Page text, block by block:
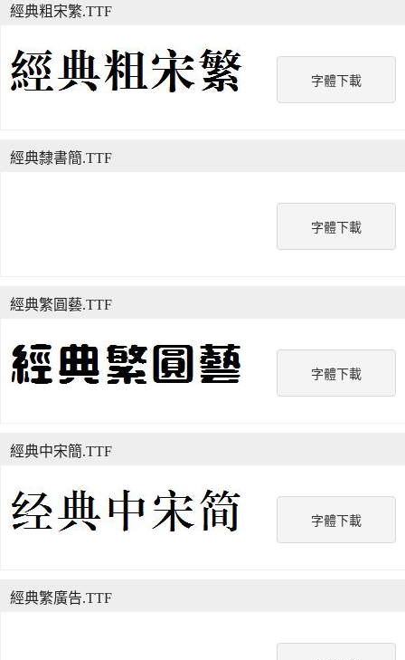
字體下載
經典粗宋繁.TTF
字體下載
經典隸書簡.TTF
字體下載
經典繁圓藝.TTF
字體下載
經典中宋簡.TTF
經典繁廣告.TTF